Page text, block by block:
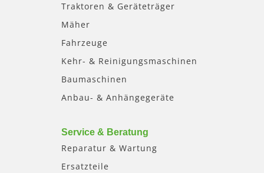
Traktoren & Geräteträger
Mäher
Fahrzeuge
Kehr- & Reinigungsmaschinen
Baumaschinen
Anbau- & Anhängegeräte
Service & Beratung
Reparatur & Wartung
Ersatzteile